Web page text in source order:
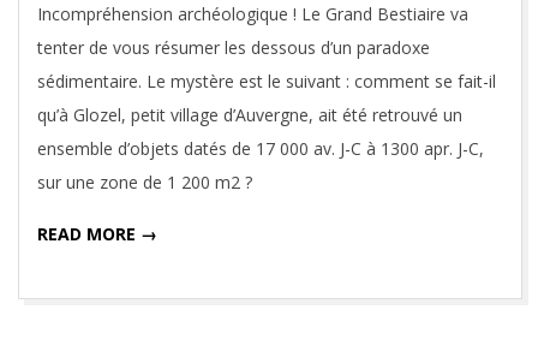
Incompréhension archéologique ! Le Grand Bestiaire va
tenter de vous résumer les dessous d’un paradoxe
sédimentaire. Le mystère est le suivant : comment se fait-il
qu’à Glozel, petit village d’Auvergne, ait été retrouvé un
ensemble d’objets datés de 17 000 av. J-C à 1300 apr. J-C,
sur une zone de 1 200 m2 ?
READ MORE →